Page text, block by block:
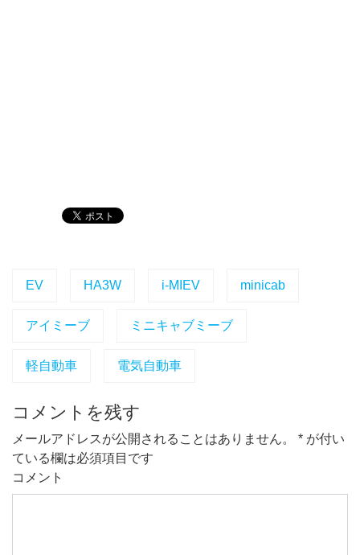
EV HA3W i-MIEV minicab
アイミーブ ミニキャブミーブ
軽自動車 電気自動車
コメントを残す
メールアドレスが公開されることはありません。 * が付い
ている欄は必須項目です
コメント